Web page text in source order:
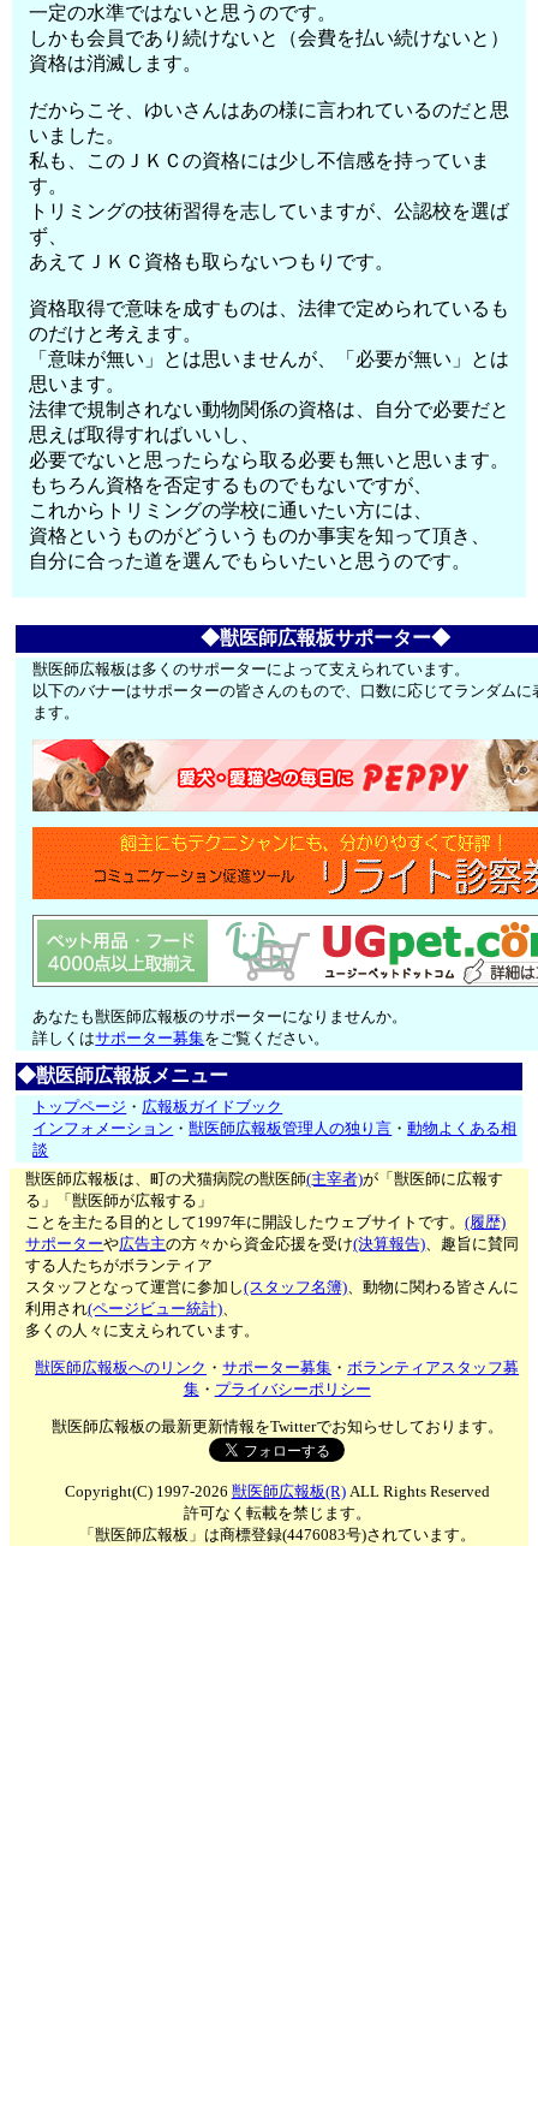
一定の水準ではないと思うのです。
しかも会員であり続けないと（会費を払い続けないと）
資格は消滅します。
だからこそ、ゆいさんはあの様に言われているのだと思
いました。
私も、このＪＫＣの資格には少し不信感を持っていま
す。
トリミングの技術習得を志していますが、公認校を選ば
ず、
あえてＪＫＣ資格も取らないつもりです。
資格取得で意味を成すものは、法律で定められているも
のだけと考えます。
「意味が無い」とは思いませんが、「必要が無い」とは
思います。
法律で規制されない動物関係の資格は、自分で必要だと
思えば取得すればいいし、
必要でないと思ったらなら取る必要も無いと思います。
もちろん資格を否定するものでもないですが、
これからトリミングの学校に通いたい方には、
資格というものがどういうものか事実を知って頂き、
自分に合った道を選んでもらいたいと思うのです。
◆獣医師広報板サポーター◆
獣医師広報板は多くのサポーターによって支えられています。
以下のバナーはサポーターの皆さんのもので、口数に応じてランダムに
ます。
あなたも獣医師広報板のサポーターになりませんか。
詳しくはサポーター募集をご覧ください。
◆獣医師広報板メニュー
トップページ ・ 広報板ガイドブック
インフォメーション ・獣医師広報板管理人の独り言 ・動物よくある相
談
獣医師広報板は、町の犬猫病院の獣医師(主宰者)が「獣医師に広報す
る」「獣医師が広報する」
ことを主たる目的として1997年に開設したウェブサイトです。(履歴)
サポーターや広告主の方々から資金応援を受け(決算報告)、趣旨に賛同
する人たちがボランティア
スタッフとなって運営に参加し(スタッフ名簿)、動物に関わる皆さんに
利用され(ページビュー統計)、
多くの人々に支えられています。
獣医師広報板へのリンク ・サポーター募集 ・ボランティアスタッフ募
集・ プライバシーポリシー
獣医師広報板の最新更新情報をTwitterでお知らせしております。
Copyright(C) 1997-2026 獣医師広報板(R)ALL Rights Reserved
許可なく転載を禁じます。
「獣医師広報板」は商標登録(4476083号)されています。